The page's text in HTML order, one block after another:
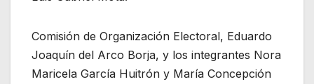
Comisión de Organización Electoral, Eduardo
Joaquín del Arco Borja, y los integrantes Nora
Maricela García Huitrón y María Concepción